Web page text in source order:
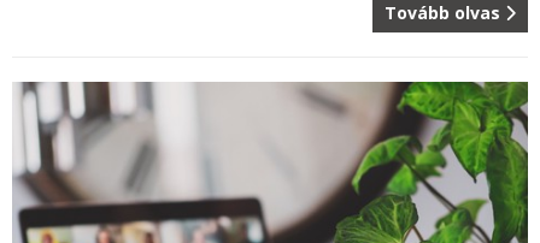
Tovább olvas